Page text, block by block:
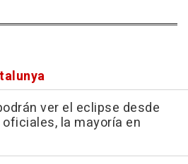
ver el eclipse desde
la mayoría en